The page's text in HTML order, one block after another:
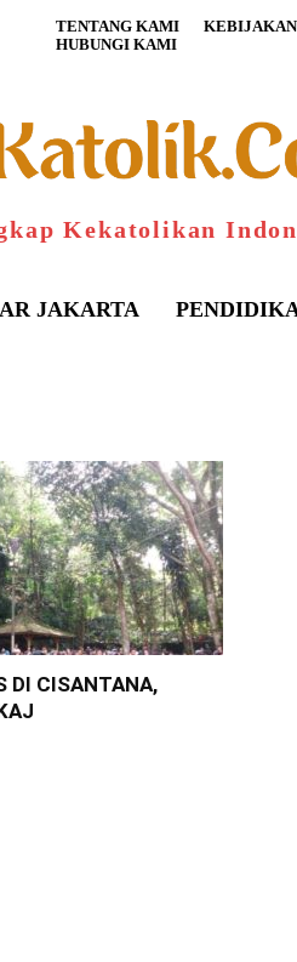
TENTANG KAMI KEBIJAKAN
HUBUNGI KAMI
Kekatolikan
JAKARTA
DI CISANTANA,